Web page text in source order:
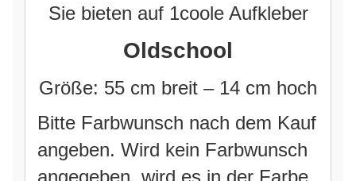
Sie bieten auf 1coole Aufkleber
Oldschool
Größe: 55 cm breit – 14 cm hoch
Bitte Farbwunsch nach dem Kauf
angeben. Wird kein Farbwunsch